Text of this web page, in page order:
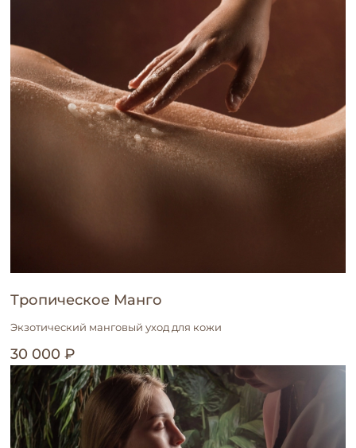
Тропическое Манго
Экзотический манговый уход для кожи
30 000 ₽